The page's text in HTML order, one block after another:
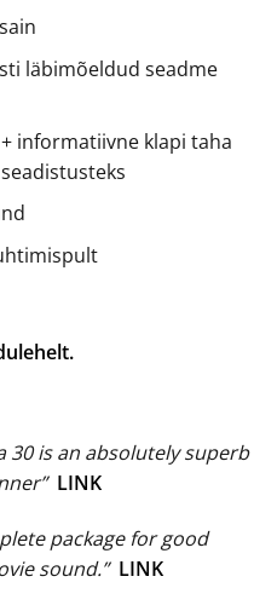
läbimõeldud seadme
informatiivne klapi taha
30 is an absolutely superb
LINK
package for good
sound.” LINK